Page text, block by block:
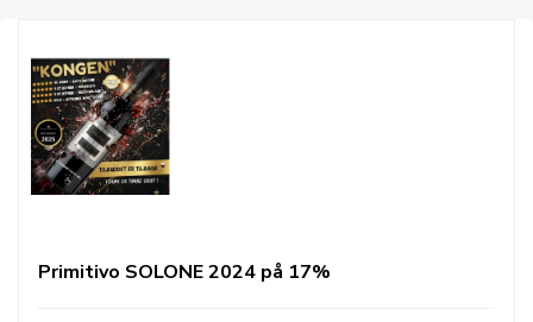
Primitivo SOLONE 2024 på 17%